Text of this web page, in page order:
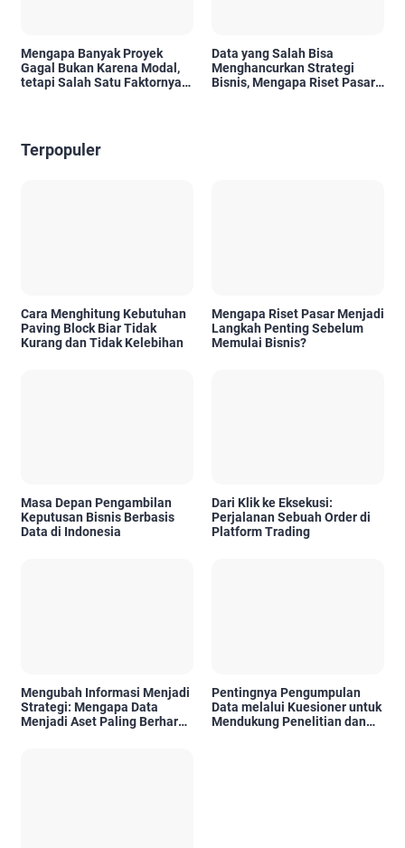
Mengapa Banyak Proyek
Gagal Bukan Karena Modal,
tetapi Salah Satu Faktornya
Data yang Salah Bisa
Menghancurkan Strategi
Bisnis, Mengapa Riset Pasar
Terpopuler
Cara Menghitung Kebutuhan
Paving Block Biar Tidak
Kurang dan Tidak Kelebihan
Mengapa Riset Pasar Menjadi
Langkah Penting Sebelum
Memulai Bisnis?
Masa Depan Pengambilan
Keputusan Bisnis Berbasis
Data di Indonesia
Dari Klik ke Eksekusi:
Perjalanan Sebuah Order di
Platform Trading
Mengubah Informasi Menjadi
Strategi: Mengapa Data
Menjadi Aset Paling Berharga
Pentingnya Pengumpulan
Data melalui Kuesioner untuk
Mendukung Penelitian dan